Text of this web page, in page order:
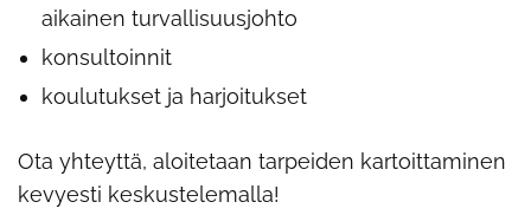
aikainen turvallisuusjohto
konsultoinnit
koulutukset ja harjoitukset
Ota yhteyttä, aloitetaan tarpeiden kartoittaminen
kevyesti keskustelemalla!